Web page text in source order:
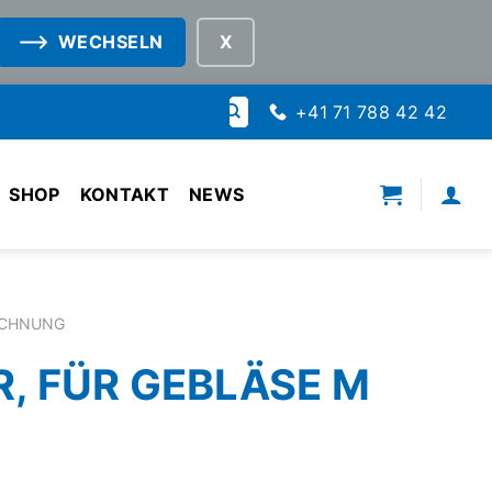
WECHSELN
Suche
nach:
+41 71 788 42 42
SHOP KONTAKT NEWS
FÜR GEBLÄSE M